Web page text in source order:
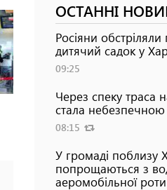
ОСТАННІ
Росіяни обстріляли
дитячий садок у
09:25
Через спеку траса
стала небезпечною
08:15
У громаді поблизу
попрощаються з
аеромобільної